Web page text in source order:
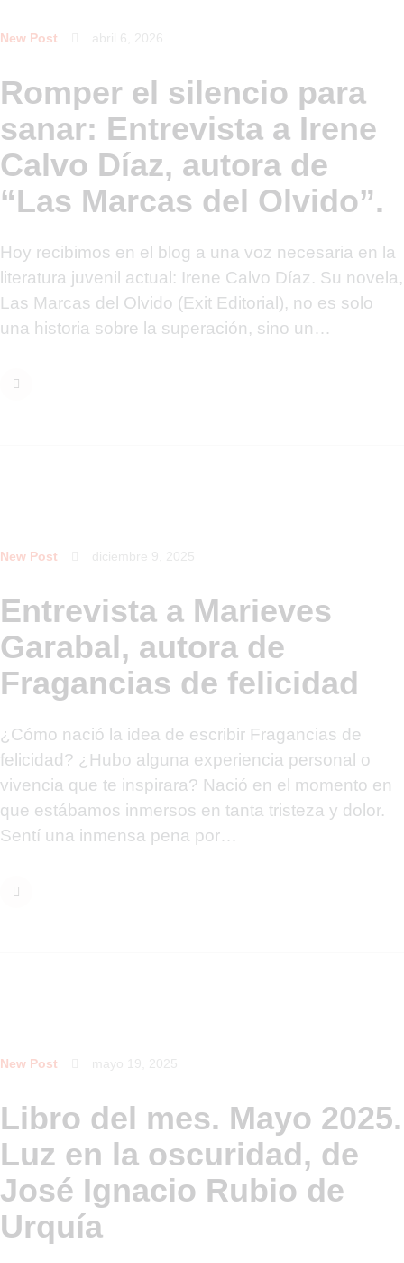
New Post abril 6, 2026
Romper el silencio para
sanar: Entrevista a Irene
Calvo Díaz, autora de
“Las Marcas del Olvido”.
Hoy recibimos en el blog a una voz necesaria en la
literatura juvenil actual: Irene Calvo Díaz. Su novela,
Las Marcas del Olvido (Exit Editorial), no es solo
una historia sobre la superación, sino un…
New Post diciembre 9, 2025
Entrevista a Marieves
Garabal, autora de
Fragancias de felicidad
¿Cómo nació la idea de escribir Fragancias de
felicidad? ¿Hubo alguna experiencia personal o
vivencia que te inspirara? Nació en el momento en
que estábamos inmersos en tanta tristeza y dolor.
Sentí una inmensa pena por…
New Post mayo 19, 2025
Libro del mes. Mayo 2025.
Luz en la oscuridad, de
José Ignacio Rubio de
Urquía